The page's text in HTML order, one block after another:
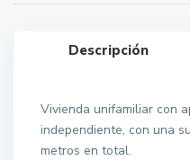
Descripción
Vivienda unifamiliar con
independiente, con una
metros en total.